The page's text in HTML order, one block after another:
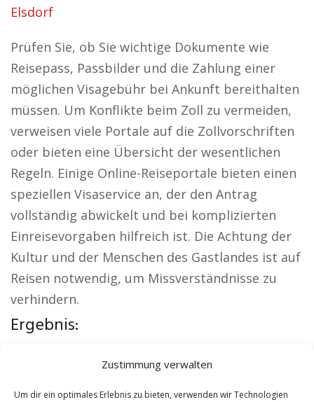
Zustimmung verwalten
Um dir ein optimales Erlebnis zu bieten, verwenden wir Technologien
Elsdorf
Prüfen Sie, ob Sie wichtige Dokumente wie
Reisepass, Passbilder und die Zahlung einer
möglichen Visagebühr bei Ankunft bereithalten
müssen. Um Konflikte beim Zoll zu vermeiden,
verweisen viele Portale auf die Zollvorschriften
oder bieten eine Übersicht der wesentlichen
Regeln. Einige Online-Reiseportale bieten einen
speziellen Visaservice an, der den Antrag
vollständig abwickelt und bei komplizierten
Einreisevorgaben hilfreich ist. Die Achtung der
Kultur und der Menschen des Gastlandes ist auf
Reisen notwendig, um Missverständnisse zu
verhindern.
Ergebnis:
Sicherheitsdienst Scheer|Versicherung Scheer
|Hundeschule Scheer |Schamane Scheer|